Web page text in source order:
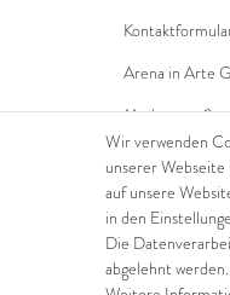
Arena in Arte
Marktgasse 2,
8600
Tel: +41 44 821
E-Mail:
Wir verwenden
unserer
auf unsere
in den
Die
abgelehnt